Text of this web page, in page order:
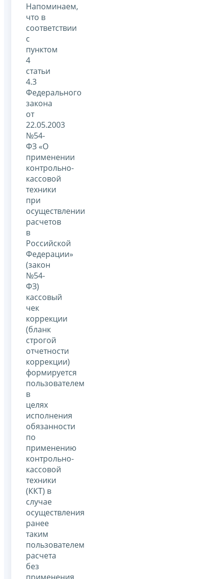
Напоминаем,
что в
соответствии
с
пунктом
4
статьи
4.3
Федерального
закона
от
22.05.2003
№54-
ФЗ «О
применении
контрольно-
кассовой
техники
при
осуществлении
расчетов
в
Российской
Федерации»
(закон
№54-
ФЗ)
кассовый
чек
коррекции
(бланк
строгой
отчетности
коррекции)
формируется
пользователем
в
целях
исполнения
обязанности
по
применению
контрольно-
кассовой
техники
(ККТ) в
случае
осуществления
ранее
таким
пользователем
расчета
без
применения